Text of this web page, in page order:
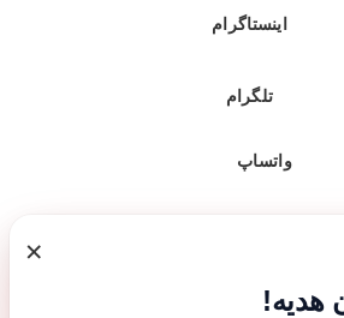
اینستاگرام
تلگرام
واتساپ
×
هدیه!